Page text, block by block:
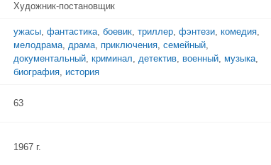
Художник-постановщик
ужасы, фантастика, боевик, триллер, фэнтези, комедия,
мелодрама, драма, приключения, семейный,
документальный, криминал, детектив, военный, музыка,
биография, история
63
1967 г.